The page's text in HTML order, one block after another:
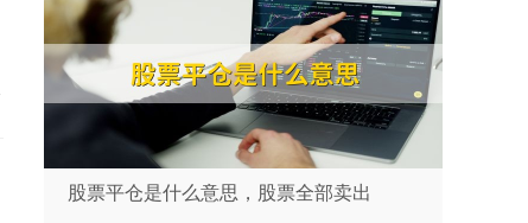
股票平仓是什么意思，股票全部卖出